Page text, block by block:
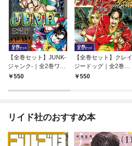
【全巻セット】JUNK-
ジャンク-｜全2巻ワン
コイン！！
550
【全巻セット】クレイ
ジードッグ｜全2巻ワ
ンコイン！！
550
リイド社のおすすめ本